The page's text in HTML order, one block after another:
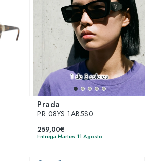
1de 3 colores
Prada
PR 08YS 1AB5S0
259,00€
Entrega Martes 11 Agosto